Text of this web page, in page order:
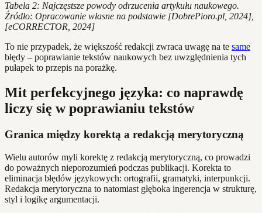
Tabela 2: Najczęstsze powody odrzucenia artykułu naukowego.
Źródło: Opracowanie własne na podstawie [DobrePioro.pl, 2024],
[eCORRECTOR, 2024]
To nie przypadek, że większość redakcji zwraca uwagę na te same
błędy – poprawianie tekstów naukowych bez uwzględnienia tych
pułapek to przepis na porażkę.
Mit perfekcyjnego języka: co naprawdę
liczy się w poprawianiu tekstów
Granica między korektą a redakcją merytoryczną
Wielu autorów myli korektę z redakcją merytoryczną, co prowadzi
do poważnych nieporozumień podczas publikacji. Korekta to
eliminacja błędów językowych: ortografii, gramatyki, interpunkcji.
Redakcja merytoryczna to natomiast głęboka ingerencja w strukturę,
styl i logikę argumentacji.